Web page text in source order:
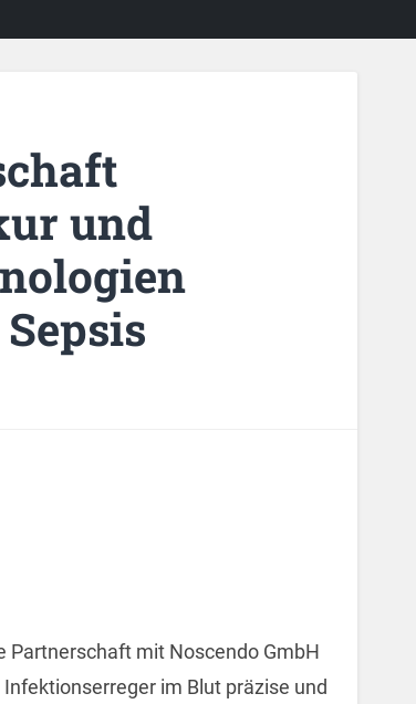
und
Partnerschaft mit Noscendo GmbH
im Blut präzise und